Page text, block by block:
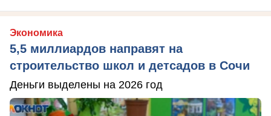
Экономика
5,5 миллиардов направят на
строительство школ и детсадов в Сочи
Деньги выделены на 2026 год